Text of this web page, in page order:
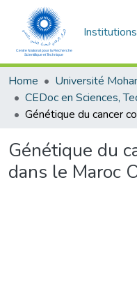
Institutions
Home
Génétique du
dans le Maroc